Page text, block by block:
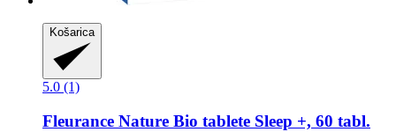
Košarica
5.0 (1)
Fleurance Nature Bio tablete Sleep +, 60 tabl.